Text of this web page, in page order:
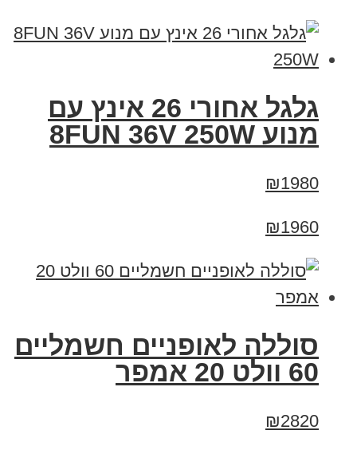
גלגל אחורי 26 אינץ עם
מנוע 8FUN 36V 250W
₪1980
₪1960
סוללה לאופניים חשמליים
60 וולט 20 אמפר
₪2820